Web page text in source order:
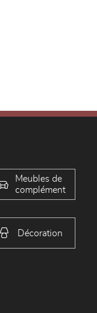
Meubles de
complément
Décoration